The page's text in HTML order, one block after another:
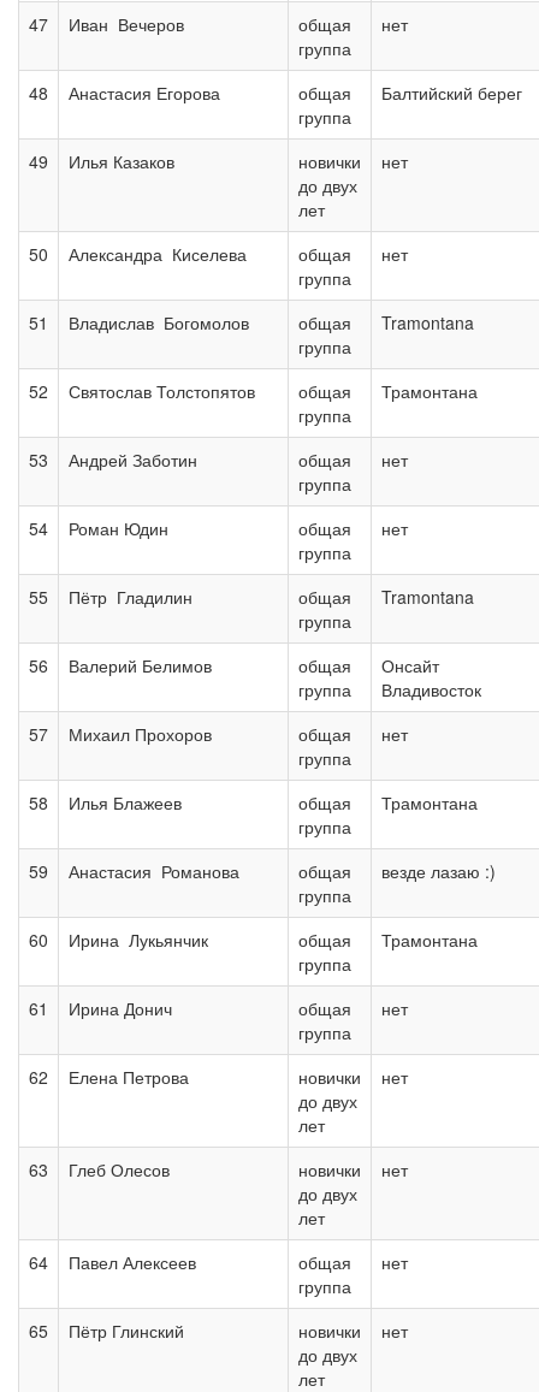
47 Иван Вечеров
общая
группа
нет
48 Анастасия Егорова
общая
группа
Балтийский берег
49 Илья Казаков
новички
до двух
лет
нет
50 Александра Киселева
общая
группа
нет
51 Владислав Богомолов
общая
группа
Tramontana
52 Святослав Толстопятов
общая
группа
Трамонтана
53 Андрей Заботин
общая
группа
нет
54 Роман Юдин
общая
группа
нет
55 Пётр Гладилин
общая
группа
Tramontana
56 Валерий Белимов
общая
группа
Онсайт
Владивосток
57
Михаил Прохоров
общая
группа
нет
58 Илья Блажеев
общая
группа
Трамонтана
59 Анастасия Романова
общая
группа
везде лазаю :)
60 Ирина Лукьянчик
общая
группа
Трамонтана
61 Ирина Донич
общая
группа
нет
62 Елена Петрова
новички
до двух
лет
нет
63 Глеб Олесов
новички
до двух
лет
нет
64 Павел Алексеев
общая
группа
нет
65 Пётр Глинский
новички
до двух
лет
нет